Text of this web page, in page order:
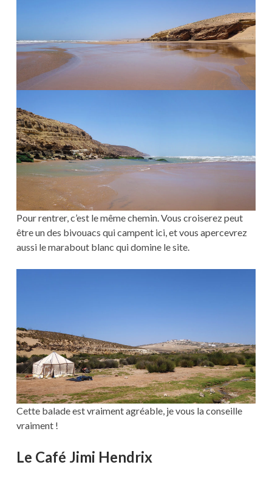
Pour rentrer, c’est le même chemin. Vous croiserez peut
être un des bivouacs qui campent ici, et vous apercevrez
aussi le marabout blanc qui domine le site.
Cette balade est vraiment agréable, je vous la conseille
vraiment !
Le Café Jimi Hendrix